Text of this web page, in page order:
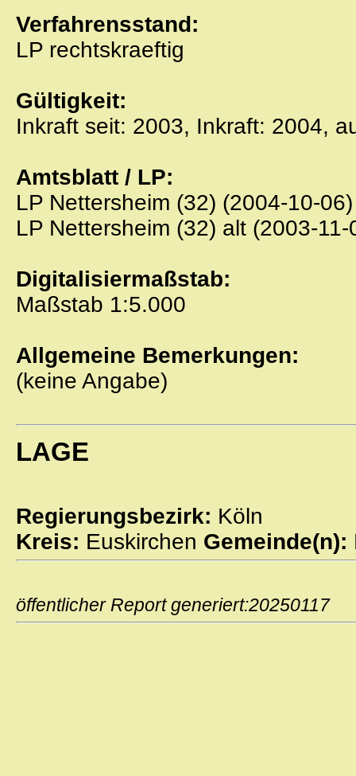
Verfahrensstand:
LP rechtskraeftig
Gültigkeit:
Inkraft seit: 2003, Inkraft: 2004,
Amtsblatt / LP:
LP Nettersheim (32) (2004-10-06)
LP Nettersheim (32) alt (2003-11-
Digitalisiermaßstab:
Maßstab 1:5.000
Allgemeine Bemerkungen:
(keine Angabe)
LAGE
Regierungsbezirk: Köln
Kreis: Euskirchen Gemeinde(n):
öffentlicher Report